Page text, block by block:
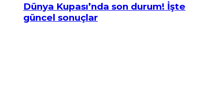
Dünya Kupası’nda son durum! İşte
güncel sonuçlar